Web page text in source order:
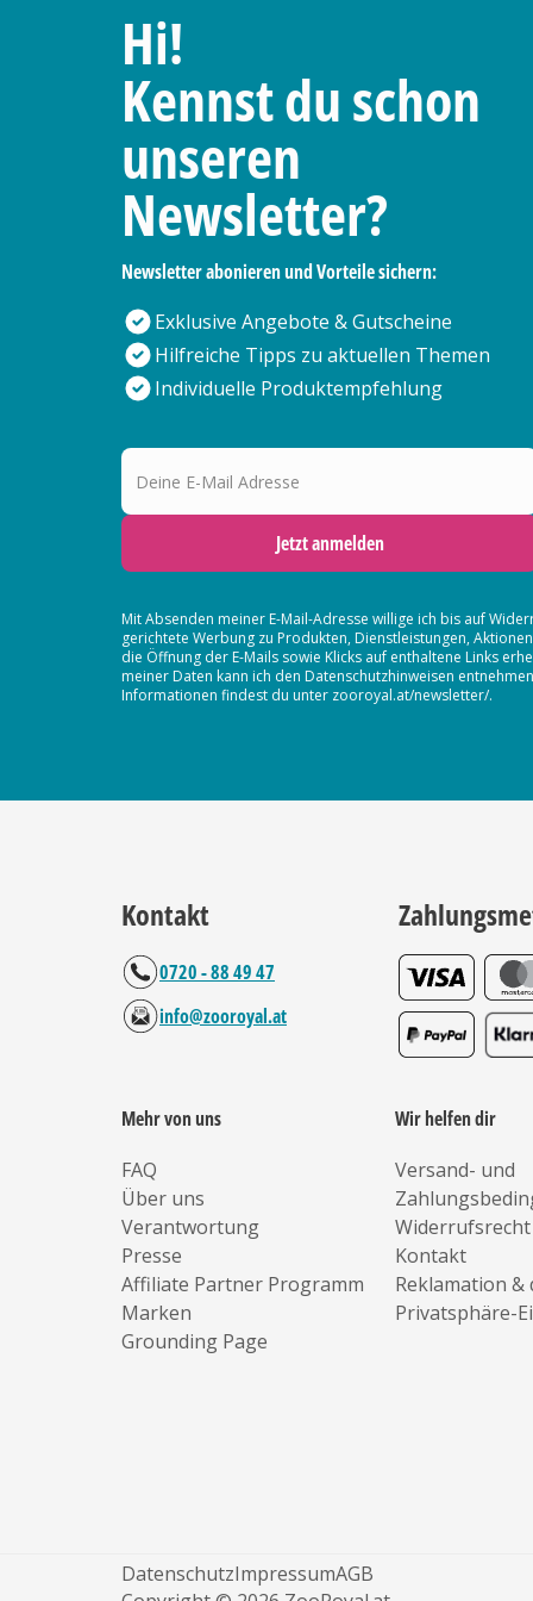
Hi!
Kennst du schon
unseren
Newsletter?
Newsletter abonieren und Vorteile sichern:
Exklusive Angebote & Gutscheine
Hilfreiche Tipps zu aktuellen Themen
Individuelle Produktempfehlung
Deine E-Mail Adresse
Jetzt anmelden
Mit Absenden meiner E-Mail-Adresse willige ich bis auf
gerichtete Werbung zu Produkten, Dienstleistungen,
die Öffnung der E-Mails sowie Klicks auf enthaltene Links
meiner Daten kann ich den Datenschutzhinweisen
Informationen findest du unter zooroyal.at/newsletter/.
Kontakt
0720 - 88 49 47
info@zooroyal.at
Mehr von uns
FAQ
Über uns
Verantwortung
Presse
Affiliate Partner Programm
Marken
Grounding Page
Wir helfen dir
Versand- und
Widerrufsrecht
Kontakt
Reklamation &
Privatsphäre-
DatenschutzImpressumAGB